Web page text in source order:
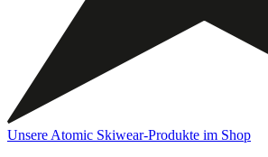
Unsere Atomic Skiwear-Produkte im Shop